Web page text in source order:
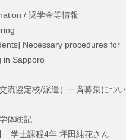
/ 奨学金等情報
Necessary procedures for
in Sapporo
流協定校/派遣）一斉募集につい
体験記
学士課程4年 坪田純花さん